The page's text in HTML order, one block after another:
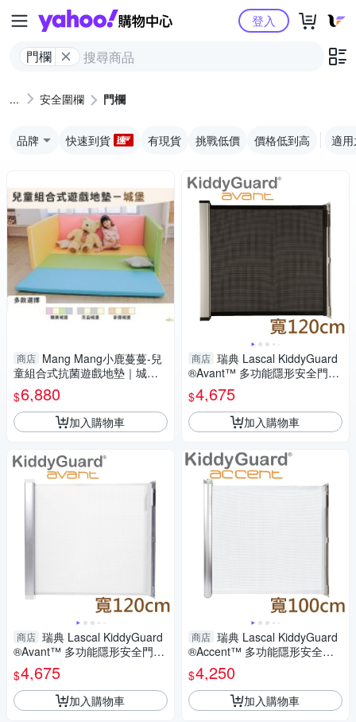
Yahoo購物中心
門欄
登入
安全圍欄 門欄
品牌 快速到貨 有現貨 挑戰低價 價格低到高 適
商店 Mang Mang小鹿蔓蔓-兒
童組合式抗菌遊戲地墊｜城堡
圍欄-多色可選【六甲媽咪】
$6,880
加入購物車
商店 瑞典 Lascal KiddyGuard
®Avant™ 多功能隱形安全門欄
(120cm) 白色
$4,675
加入購物車
商店 瑞典 Lascal KiddyGuard
®Avant™ 多功能隱形安全門欄
(120cm) 黑色
$4,675
加入購物車
商店 瑞典 Lascal KiddyGuard
®Accent™ 多功能隱形安全門
欄(100cm) 白色
$4,250
加入購物車